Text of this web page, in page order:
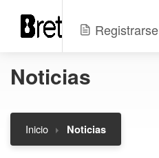
Registrarse
Noticias
Inicio Noticias